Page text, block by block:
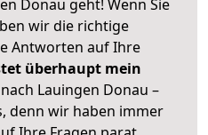
Donau geht! Wenn Sie
wir die richtige
Antworten auf Ihre
überhaupt mein
Lauingen Donau –
denn wir haben immer